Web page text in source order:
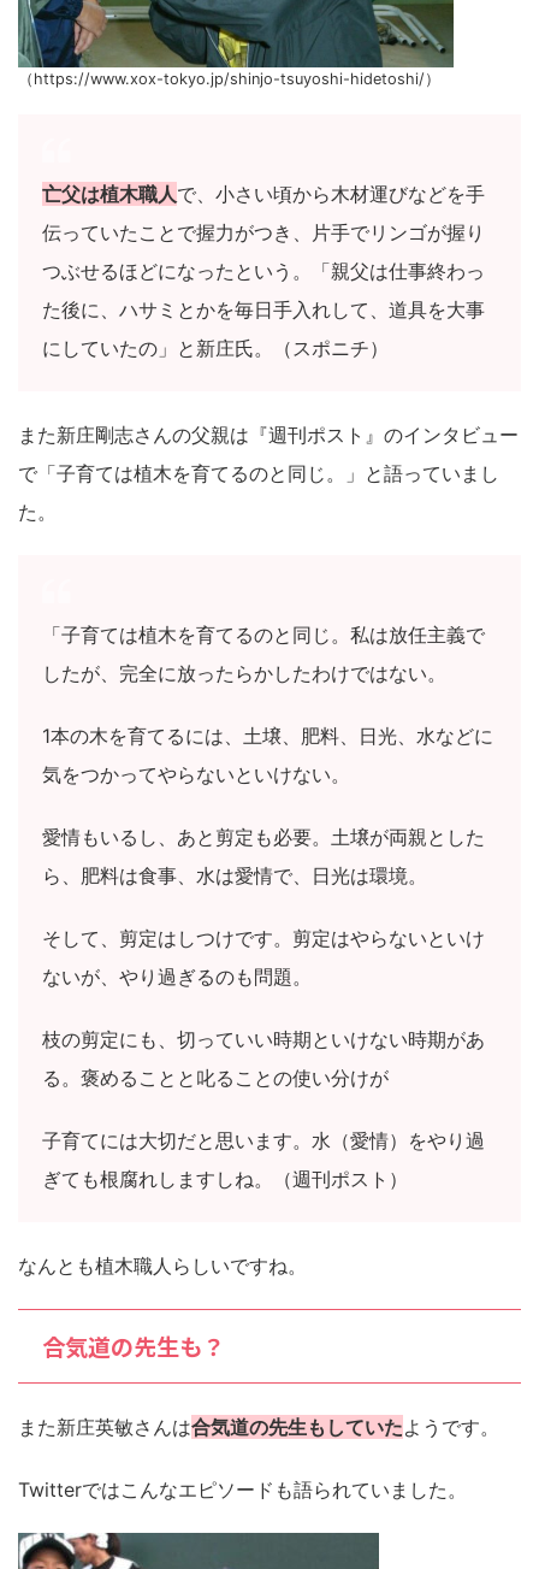
（https://www.xox-tokyo.jp/shinjo-tsuyoshi-hidetoshi/）
亡父は植木職人で、小さい頃から木材運びなどを手
伝っていたことで握力がつき、片手でリンゴが握り
つぶせるほどになったという。「親父は仕事終わっ
た後に、ハサミとかを毎日手入れして、道具を大事
にしていたの」と新庄氏。（スポニチ）
また新庄剛志さんの父親は『週刊ポスト』のインタビュー
で「子育ては植木を育てるのと同じ。」と語っていまし
た。
「子育ては植木を育てるのと同じ。私は放任主義で
したが、完全に放ったらかしたわけではない。
1本の木を育てるには、土壌、肥料、日光、水などに
気をつかってやらないといけない。
愛情もいるし、あと剪定も必要。土壌が両親とした
ら、肥料は食事、水は愛情で、日光は環境。
そして、剪定はしつけです。剪定はやらないといけ
ないが、やり過ぎるのも問題。
枝の剪定にも、切っていい時期といけない時期があ
る。褒めることと叱ることの使い分けが
子育てには大切だと思います。水（愛情）をやり過
ぎても根腐れしますしね。（週刊ポスト）
なんとも植木職人らしいですね。
合気道の先生も？
また新庄英敏さんは合気道の先生もしていたようです。
Twitterではこんなエピソードも語られていました。